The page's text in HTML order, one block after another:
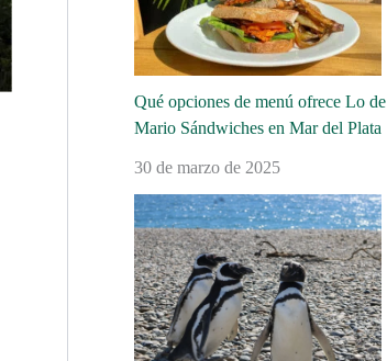
Qué opciones de menú ofrece Lo de
Mario Sándwiches en Mar del Plata
30 de marzo de 2025